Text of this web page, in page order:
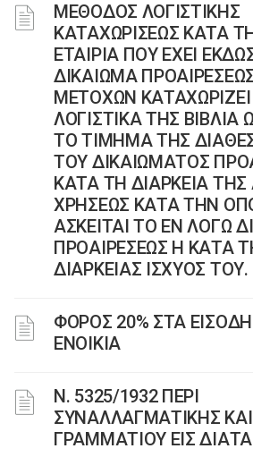
ΜΕΘΟΔΟΣ ΛΟΓΙΣΤΙΚΗΣ
ΚΑΤΑΧΩΡΙΣΕΩΣ ΚΑΤΑ
ΕΤΑΙΡΙΑ ΠΟΥ ΕΧΕΙ
ΔΙΚΑΙΩΜΑ
ΜΕΤΟΧΩΝ
ΛΟΓΙΣΤΙΚΑ ΤΗΣ ΒΙΒΛΙΑ
ΤΟ ΤΙΜΗΜΑ ΤΗΣ
ΤΟΥ ΔΙΚΑΙΩΜΑΤΟΣ
ΚΑΤΑ ΤΗ ΔΙΑΡΚΕΙΑ ΤΗΣ
ΧΡΗΣΕΩΣ ΚΑΤΑ ΤΗΝ
ΑΣΚΕΙΤΑΙ ΤΟ ΕΝ ΛΟΓΩ
ΠΡΟΑΙΡΕΣΕΩΣ Η ΚΑΤΑ
ΔΙΑΡΚΕΙΑΣ ΙΣΧΥΟΣ ΤΟΥ.
ΦΟΡΟΣ 20% ΣΤΑ
ΕΝΟΙΚΙΑ
Ν. 5325/1932 ΠΕΡΙ
ΣΥΝΑΛΛΑΓΜΑΤΙΚΗΣ ΚΑΙ
ΓΡΑΜΜΑΤΙΟΥ ΕΙΣ